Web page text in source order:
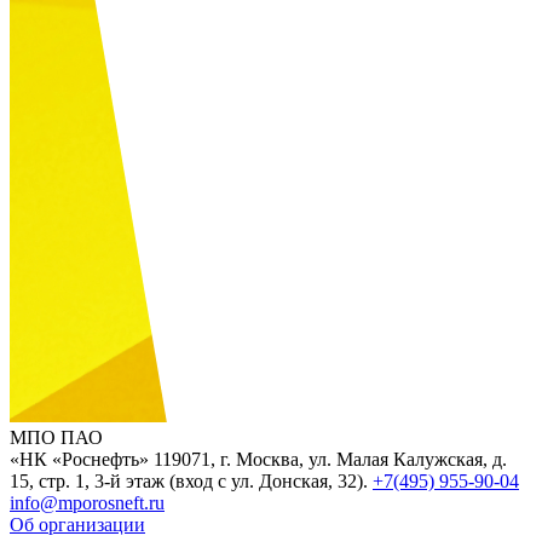
МПО ПАО
«НК «Роснефть» 119071, г. Москва, ул. Малая Калужская, д.
15, стр. 1, 3-й этаж (вход с ул. Донская, 32). +7(495) 955-90-04
info@mporosneft.ru
Об организации